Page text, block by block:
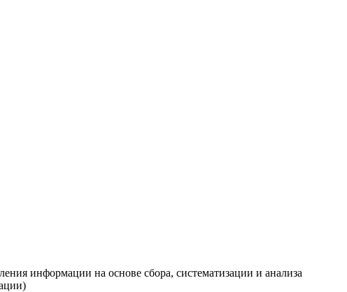
информации на основе сбора, систематизации и анализа